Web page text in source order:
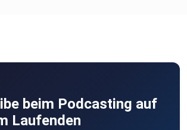
beim Podcasting auf
Laufenden